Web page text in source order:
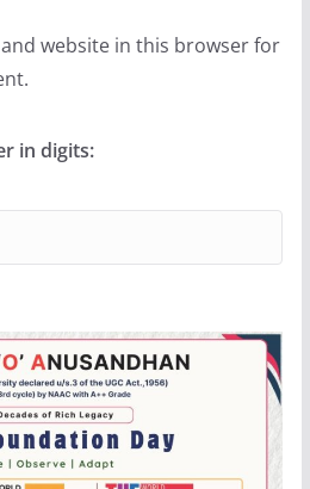
website in this browser for
in digits: